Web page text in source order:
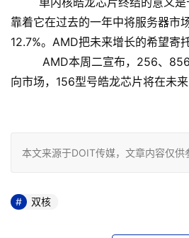
靠着它在过去的一年中将服务器市
12.7%。AMD把未来增长的希望寄
AMD本周二宣布，256、856
向市场，156型号皓龙芯片将在未
本文来源于DOIT传媒，文章内容仅供
双核